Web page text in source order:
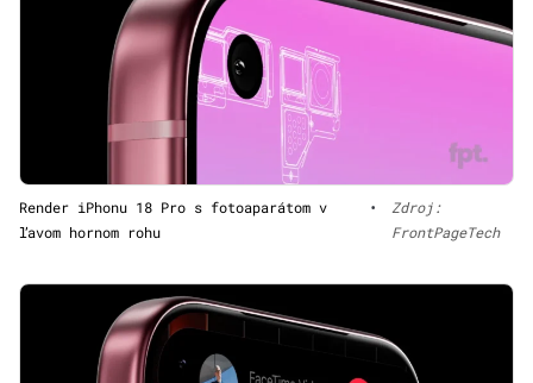
Render iPhonu 18 Pro s fotoaparátom v
ľavom hornom rohu
•
Zdroj:
FrontPageTech